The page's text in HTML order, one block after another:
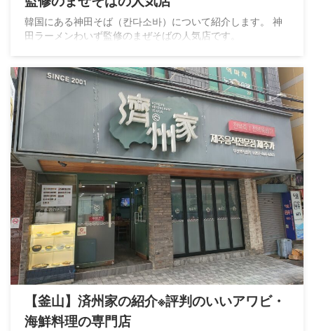
韓国にある神田そば（칸다소바）について紹介します。 神
田ラーメンわいず監修のまぜそばの人気店です。
【釜山】済州家の紹介※評判のいいアワビ・
海鮮料理の専門店